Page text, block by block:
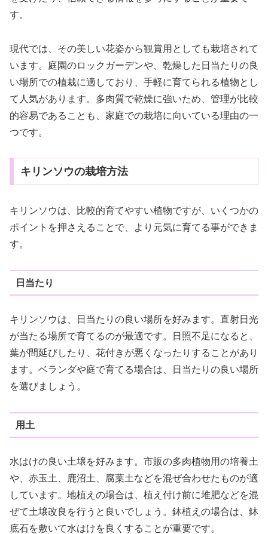
す。
現代では、その美しい花姿から観賞用としても栽培されて
います。庭園のロックガーデンや、乾燥した日当たりの良
い場所での植栽に適しており、手軽に育てられる植物とし
て人気があります。多肉質で乾燥に強いため、管理が比較
的容易であることも、家庭での栽培に向いている理由の一
つです。
キリンソウの栽培方法
キリンソウは、比較的育てやすい植物ですが、いくつかの
ポイントを押さえることで、より元気に育てる事ができま
す。
日当たり
キリンソウは、日当たりの良い場所を好みます。直射日光
が当たる場所で育てるのが最適です。日照不足になると、
葉が間延びしたり、花付きが悪くなったりすることがあり
ます。ベランダや庭で育てる場合は、日当たりの良い場所
を選びましょう。
用土
水はけの良い土壌を好みます。市販の多肉植物用の培養土
や、赤玉土、鹿沼土、腐葉土などを混ぜ合わせたものが適
しています。地植えの場合は、植え付け前に堆肥などを混
ぜて土壌改良を行うと良いでしょう。鉢植えの場合は、鉢
底石を敷いて水はけを良くすることが重要です。